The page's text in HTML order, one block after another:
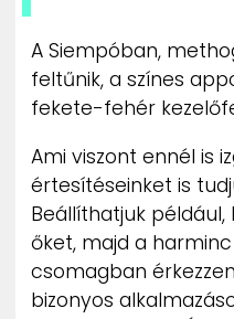
A Siempóban,
feltűnik, a színes
fekete-fehér
Ami viszont ennél is
értesítéseinket is
Beállíthatjuk
őket, majd a
csomagban
bizonyos